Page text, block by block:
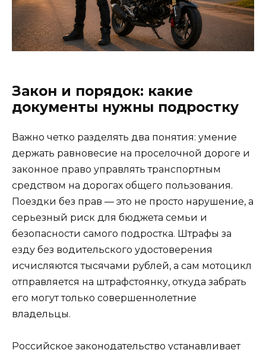
Закон и порядок: какие
документы нужны подростку
Важно четко разделять два понятия: умение
держать равновесие на проселочной дороге и
законное право управлять транспортным
средством на дорогах общего пользования.
Поездки без прав — это не просто нарушение, а
серьезный риск для бюджета семьи и
безопасности самого подростка. Штрафы за
езду без водительского удостоверения
исчисляются тысячами рублей, а сам мотоцикл
отправляется на штрафстоянку, откуда забрать
его могут только совершеннолетние
владельцы.
Российское законодательство устанавливает